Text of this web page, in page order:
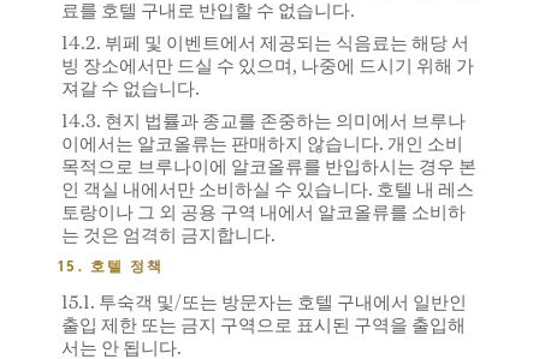
료를 호텔 구내로 반입할 수 없습니다.
14.2. 뷔페 및 이벤트에서 제공되는 식음료는 해당 서
빙 장소에서만 드실 수 있으며, 나중에 드시기 위해 가
져갈 수 없습니다.
14.3. 현지 법률과 종교를 존중하는 의미에서 브루나
이에서는 알코올류는 판매하지 않습니다. 개인 소비
목적으로 브루나이에 알코올류를 반입하시는 경우 본
인 객실 내에서만 소비하실 수 있습니다. 호텔 내 레스
토랑이나 그 외 공용 구역 내에서 알코올류를 소비하
는 것은 엄격히 금지합니다.
15. 호텔 정책
15.1. 투숙객 및/또는 방문자는 호텔 구내에서 일반인
출입 제한 또는 금지 구역으로 표시된 구역을 출입해
서는 안 됩니다.